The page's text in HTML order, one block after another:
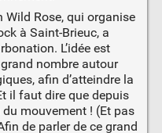
Wild Rose, qui organise
à Saint-Brieuc, a
L’idée est
nombre autour
afin d’atteindre la
il faut dire que depuis
mouvement ! (Et pas
de parler de ce grand